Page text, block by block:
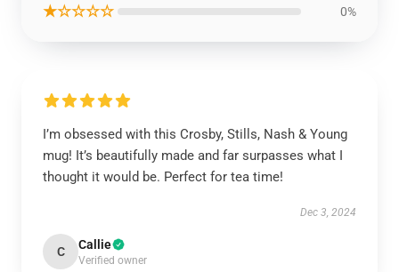
★☆☆☆☆ 0%
I’m obsessed with this Crosby, Stills, Nash & Young
mug! It’s beautifully made and far surpasses what I
thought it would be. Perfect for tea time!
Dec 3, 2024
C Callie
Verified owner